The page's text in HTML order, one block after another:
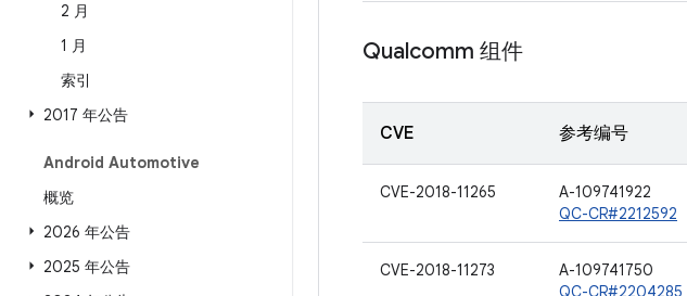
2 月
1 月
索引
2017 年公告
Android Automotive
概览
2026 年公告
2025 年公告
Qualcomm 组件
CVE 参考编号
CVE-2018-11265
A-109741922
QC-CR#2212592
CVE-2018-11273
A-109741750
QC-CR#2204285